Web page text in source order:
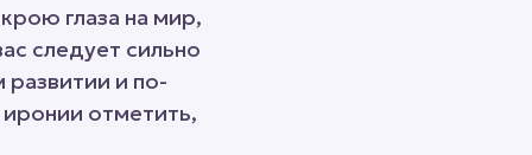
глаза на мир,
следует сильно
и по-
отметить,